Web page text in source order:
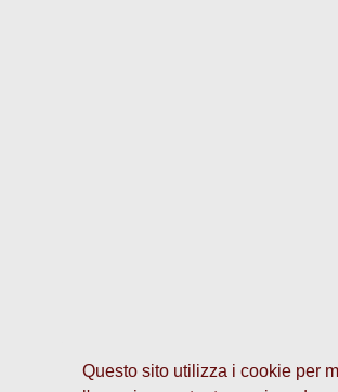
Questo sito utilizza i cookie per